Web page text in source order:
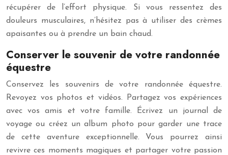
récupérer de l’effort physique. Si vous ressentez des
douleurs musculaires, n’hésitez pas à utiliser des crèmes
apaisantes ou à prendre un bain chaud.
Conserver le souvenir de votre randonnée
équestre
Conservez les souvenirs de votre randonnée équestre.
Revoyez vos photos et vidéos. Partagez vos expériences
avec vos amis et votre famille. Écrivez un journal de
voyage ou créez un album photo pour garder une trace
de cette aventure exceptionnelle. Vous pourrez ainsi
revivre ces moments magiques et partager votre passion